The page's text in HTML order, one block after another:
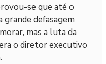
se que até o
defasagem
mas a luta da
o diretor executivo